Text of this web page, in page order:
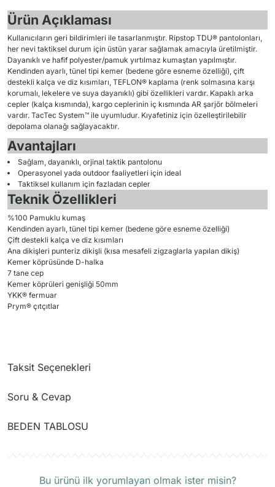
Ürün Açıklaması
Kullanıcıların geri bildirimleri ile tasarlanmıştır. Ripstop TDU® pantolonları,
her nevi taktiksel durum için üstün yarar sağlamak amacıyla üretilmiştir.
Dayanıklı ve hafif polyester/pamuk yırtılmaz kumaştan yapılmıştır.
Kendinden ayarlı, tünel tipi kemer (bedene göre esneme özelliği), çift
destekli kalça ve diz kısımları, TEFLON® kaplama (renk solmasına karşı
korumalı, lekelere ve suya dayanıklı) gibi özellikleri vardır. Kapaklı arka
cepler (kalça kısmında), kargo ceplerinin iç kısmında AR şarjör bölmeleri
vardır. TacTec System™ ile uyumludur. Kıyafetiniz için özelleştirilebilir
depolama olanağı sağlayacaktır.
Avantajları
Sağlam, dayanıklı, orjinal taktik pantolonu
Operasyonel yada outdoor faaliyetleri için ideal
Taktiksel kullanım için fazladan cepler
Teknik Özellikleri
%100 Pamuklu kumaş
Kendinden ayarlı, tünel tipi kemer (bedene göre esneme özelliği)
Çift destekli kalça ve diz kısımları
Ana dikişleri punteriz dikişli (kısa mesafeli zigzaglarla yapılan dikiş)
Kemer köprüsünde D-halka
7 tane cep
Kemer köprüleri genişliği 50mm
YKK® fermuar
Prym® çıtçıtlar
Taksit Seçenekleri
Soru & Cevap
Soru Sor
BEDEN TABLOSU
Bu ürünü ilk yorumlayan olmak ister misin?